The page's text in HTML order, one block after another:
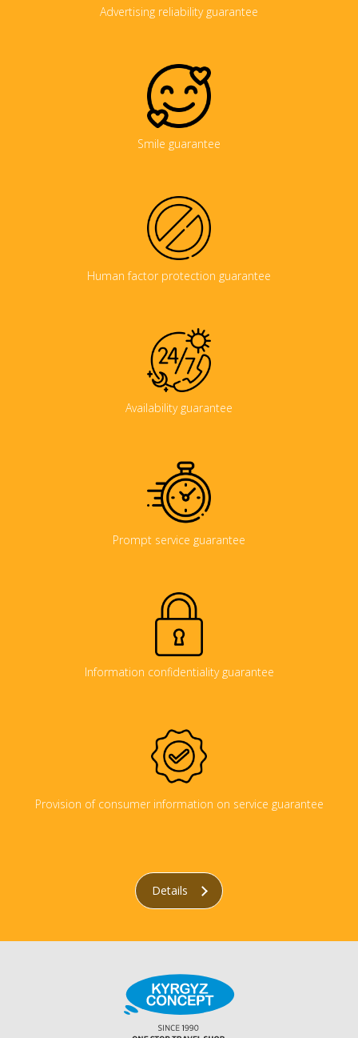
Advertising reliability guarantee
Smile guarantee
Human factor protection guarantee
Availability guarantee
Prompt service guarantee
Information confidentiality guarantee
Provision of consumer information on service guarantee
Details